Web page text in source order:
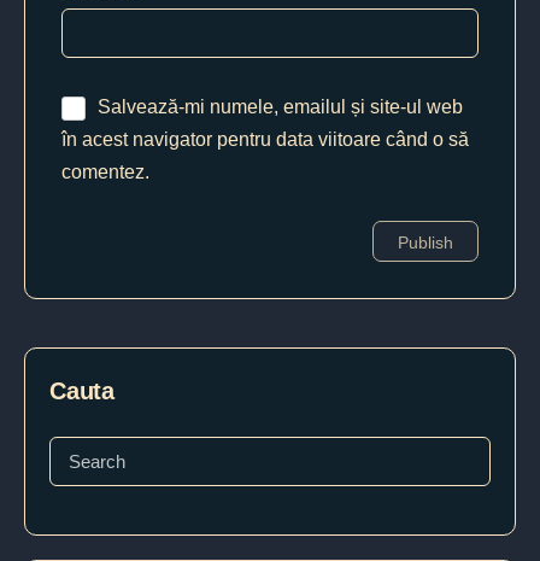
Salvează-mi numele, emailul și site-ul web
în acest navigator pentru data viitoare când o să
comentez.
Cauta